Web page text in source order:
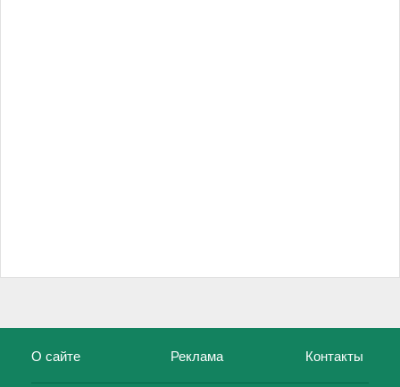
О сайте Реклама Контакты